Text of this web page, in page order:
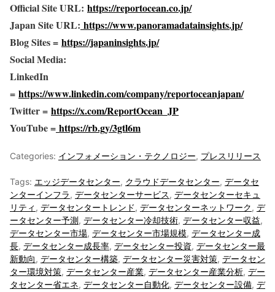
Official Site URL: https://reportocean.co.jp/
Japan Site URL: https://www.panoramadatainsights.jp/
Blog Sites = https://japaninsights.jp/
Social Media:
LinkedIn
= https://www.linkedin.com/company/reportoceanjapan/
Twitter = https://x.com/ReportOcean_JP
YouTube = https://rb.gy/3gtl6m
Categories: インフォメーション・テクノロジー, プレスリリース
Tags: エッジデータセンター, クラウドデータセンター, データセ
ンターインフラ, データセンターサービス, データセンターセキュ
リティ , データセンタートレンド, データセンターネットワーク, デ
ータセンター予測, データセンター冷却技術, データセンター収益,
データセンター市場, データセンター市場規模, データセンター成
長, データセンター成長率, データセンター投資, データセンター最
新動向, データセンター構築, データセンター災害対策, データセン
ター環境対策, データセンター産業, データセンター産業分析, デー
タセンター省エネ, データセンター自動化, データセンター設備, デ